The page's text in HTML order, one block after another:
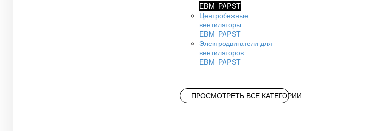
EBM-PAPST
Центробежные
вентиляторы
EBM-PAPST
Электродвигатели для
вентиляторов
EBM-PAPST
ПРОСМОТРЕТЬ ВСЕ КАТЕГОРИИ